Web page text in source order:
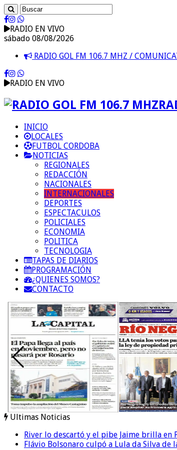
RADIO EN VIVO
sábado 08/08/2026
RADIO GOL FM 106.7 MHZ /
RADIO EN VIVO
INICIO
LOCALES
FUTBOL CORDOBA
NOTICIAS
REGIONALES
REDACCIÓN
NACIONALES
INTERNACIONALES
DEPORTES
ESPECTACULOS
POLICIALES
ECONOMIA
POLITICA
TECNOLOGIA
TAPAS DE DIARIOS
PROGRAMACIÓN
¿QUIENES SOMOS?
CONTACTO
Ultimas Noticias
River lo descartó y el pibe Jaime brilla en
Flávio Bolsonaro culpó a Lula da Silva